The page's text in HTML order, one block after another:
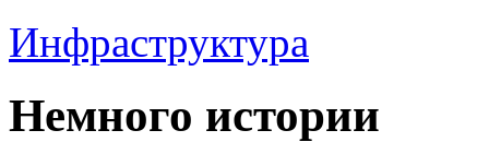
Инфраструктура
Немного истории